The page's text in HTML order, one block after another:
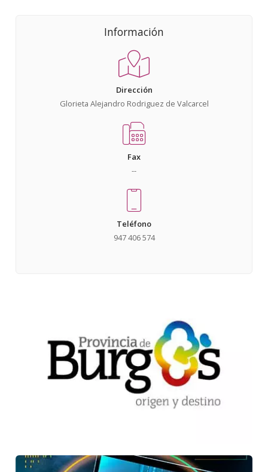
Información
Dirección
Glorieta Alejandro Rodriguez de Valcarcel
Fax
--
Teléfono
947 406 574